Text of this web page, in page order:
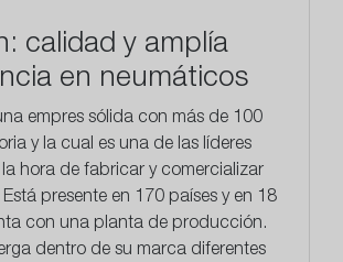
calidad y amplía
en neumáticos
empres sólida con más de 100
y la cual es una de las líderes
hora de fabricar y comercializar
presente en 170 países y en 18
con una planta de producción.
dentro de su marca diferentes